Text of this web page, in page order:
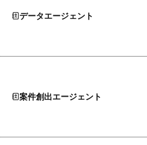
データエージェント
案件創出エージェント